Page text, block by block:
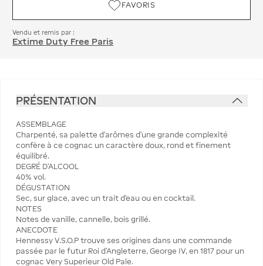
FAVORIS
Vendu et remis par :
Extime Duty Free Paris
PRÉSENTATION
ASSEMBLAGE
Charpenté, sa palette d'arômes d'une grande complexité
confère à ce cognac un caractère doux, rond et finement
équilibré.
DEGRÉ D'ALCOOL
40% vol.
DÉGUSTATION
Sec, sur glace, avec un trait d'eau ou en cocktail.
NOTES
Notes de vanille, cannelle, bois grillé.
ANECDOTE
Hennessy V.S.O.P trouve ses origines dans une commande
passée par le futur Roi d'Angleterre, George IV, en 1817 pour un
cognac Very Superieur Old Pale.